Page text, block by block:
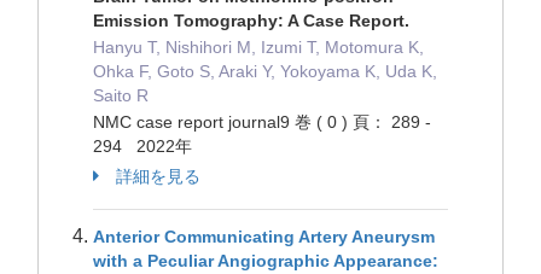
Emission Tomography: A Case Report.
Hanyu T, Nishihori M, Izumi T, Motomura K,
Ohka F, Goto S, Araki Y, Yokoyama K, Uda K,
Saito R
NMC case report journal9 巻 ( 0 ) 頁： 289 -
294 2022年
詳細を見る
Anterior Communicating Artery Aneurysm
with a Peculiar Angiographic Appearance: